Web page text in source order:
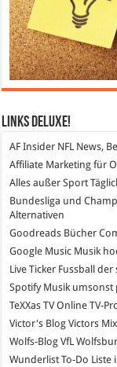
Links DeLuXe!
AF Insider NFL News,
Affiliate Marketing für
Alles außer Sport
Bundesliga und
Alternativen
Goodreads Bücher
Google Music Musik
Live Ticker Fussball der
SpotifyMusik umsonst
TeXXas TVOnline TV-
Victor's Blog Victors
Wolfs-Blog VfL
Wunderlist To-Do Liste